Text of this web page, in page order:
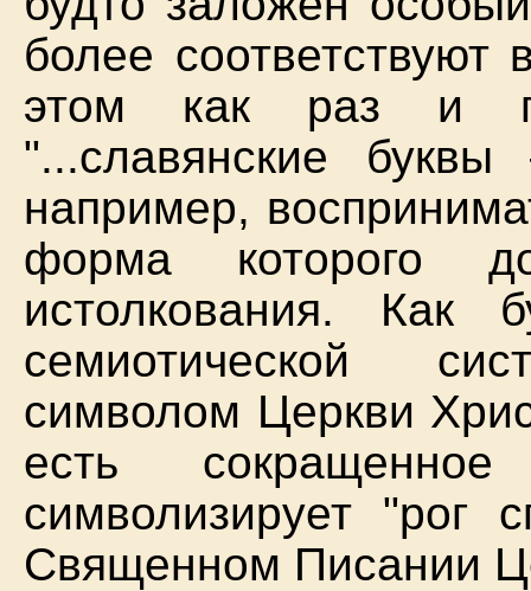
более
этом как раз и
"...славянские
например,
форма которого
истолкования. Как
семиотической
символом Церкви
есть
символизирует "рог
Священном Писании